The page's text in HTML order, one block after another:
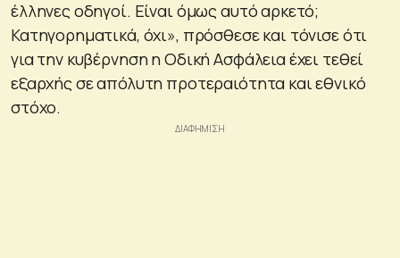
έλληνες οδηγοί. Είναι όμως αυτό αρκετό;
Κατηγορηματικά, όχι», πρόσθεσε και τόνισε ότι
για την κυβέρνηση η Οδική Ασφάλεια έχει τεθεί
εξαρχής σε απόλυτη προτεραιότητα και εθνικό
στόχο.